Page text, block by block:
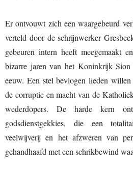
Er ontvouwt zich een waargebeurd
verteld door de schrijnwerker
gebeuren intern heeft meegemaakt
bizarre jaren van het Koninkrijk
eeuw. Een stel bevlogen lieden
de corruptie en macht van de
wederdopers. De harde kern
godsdienstgekkies, die een
veelwijverij en het afzweren van
gehandhaafd met een schrikbewind